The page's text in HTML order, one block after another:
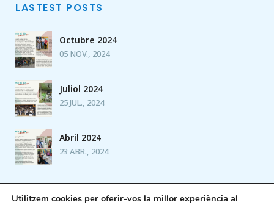
LASTEST POSTS
Octubre 2024
05 NOV., 2024
Juliol 2024
25 JUL., 2024
Abril 2024
23 ABR., 2024
Utilitzem cookies per oferir-vos la millor experiència al